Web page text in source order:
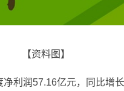
【资料图】
利润57.16亿元，同比增